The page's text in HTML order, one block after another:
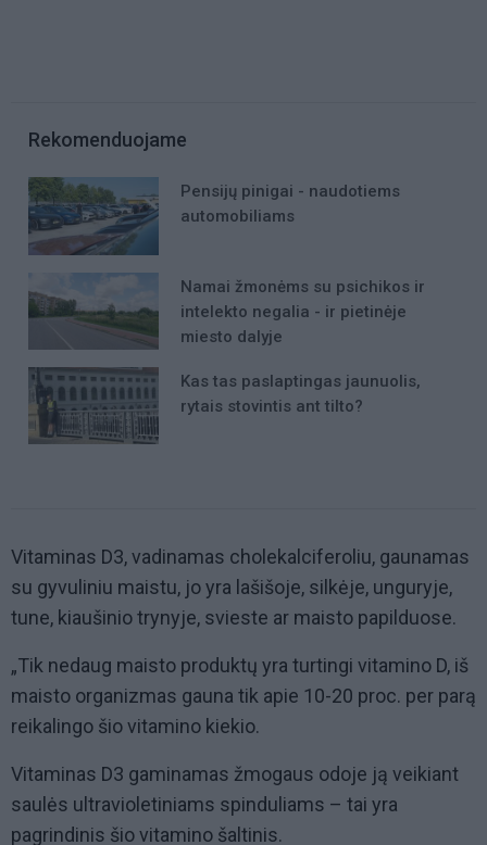
Rekomenduojame
Pensijų pinigai - naudotiems
automobiliams
Namai žmonėms su psichikos ir
intelekto negalia - ir pietinėje
miesto dalyje
Kas tas paslaptingas jaunuolis,
rytais stovintis ant tilto?
Vitaminas D3, vadinamas cholekalciferoliu, gaunamas
su gyvuliniu maistu, jo yra lašišoje, silkėje, unguryje,
tune, kiaušinio trynyje, svieste ar maisto papilduose.
„Tik nedaug maisto produktų yra turtingi vitamino D, iš
maisto organizmas gauna tik apie 10-20 proc. per parą
reikalingo šio vitamino kiekio.
Vitaminas D3 gaminamas žmogaus odoje ją veikiant
saulės ultravioletiniams spinduliams – tai yra
pagrindinis šio vitamino šaltinis.